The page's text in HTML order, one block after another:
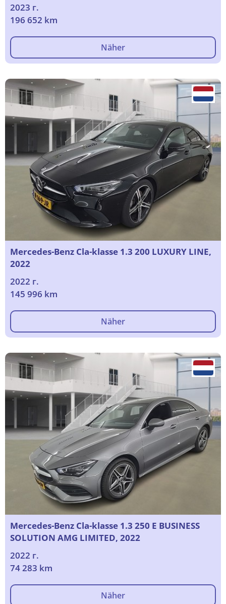
2023 г.
196 652 km
Näher
Mercedes-Benz Cla-klasse 1.3 200 LUXURY LINE,
2022
2022 г.
145 996 km
Näher
Mercedes-Benz Cla-klasse 1.3 250 E BUSINESS
SOLUTION AMG LIMITED, 2022
2022 г.
74 283 km
Näher